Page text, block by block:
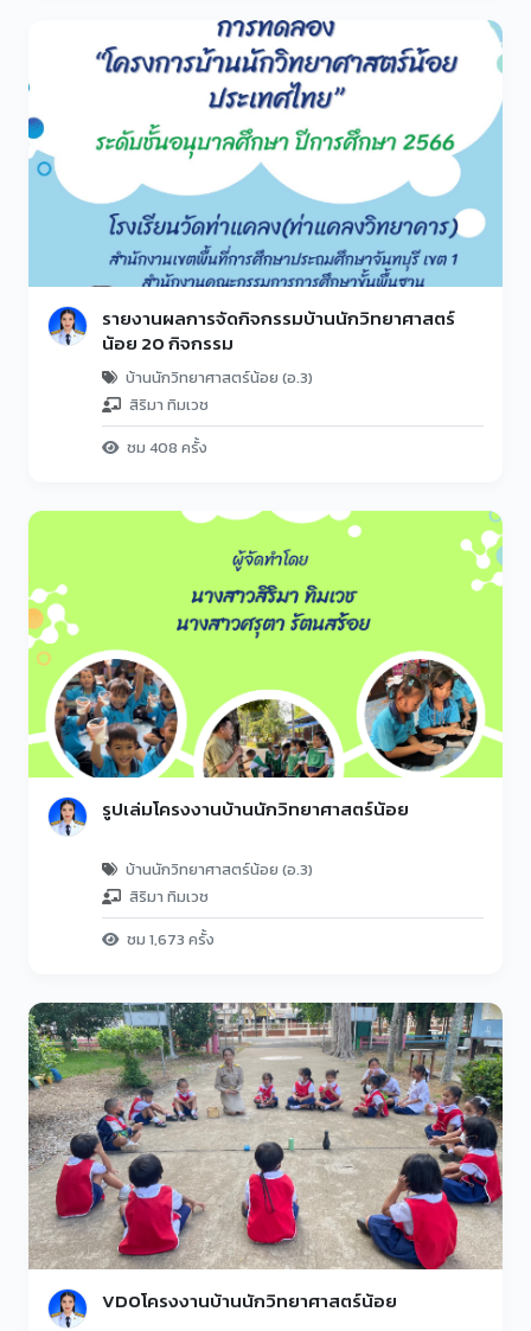
รายงานผลการจัดกิจกรรมบ้านนักวิทยาศาสตร์
น้อย 20 กิจกรรม
บ้านนักวิทยาศาสตร์น้อย (อ.3)
สิริมา ทิมเวช
ชม 408 ครั้ง
รูปเล่มโครงงานบ้านนักวิทยาศาสตร์น้อย
บ้านนักวิทยาศาสตร์น้อย (อ.3)
สิริมา ทิมเวช
ชม 1,673 ครั้ง
VDOโครงงานบ้านนักวิทยาศาสตร์น้อย